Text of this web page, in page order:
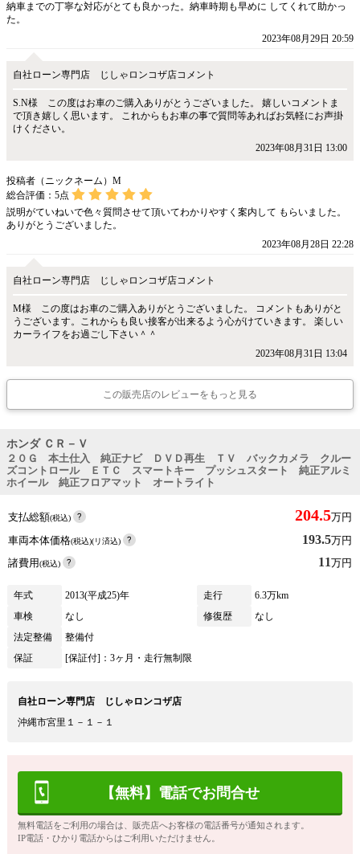
納車までの丁寧な対応がとても良かった。納車時期も早めに してくれて助かっ
た。
2023年08月29日 20:59
自社ローン専門店 じしゃロンコザ店コメント
S.N様 この度はお車のご購入ありがとうございました。 嬉しいコメントま
で頂き嬉しく思います。 これからもお車の事で質問等あればお気軽にお声掛
けください。
2023年08月31日 13:00
投稿者（ニックネーム）M
総合評価： 5点
説明がていねいで色々質問させて頂いてわかりやすく案内して もらいました。
ありがとうございました。
2023年08月28日 22:28
自社ローン専門店 じしゃロンコザ店コメント
M様 この度はお車のご購入ありがとうございました。 コメントもありがと
うございます。これからも良い接客が出来るよう心がけていきます。 楽しい
カーライフをお過ごし下さい＾＾
2023年08月31日 13:04
この販売店のレビューをもっと見る
ホンダ ＣＲ－Ｖ
２０Ｇ 本土仕入 純正ナビ ＤＶＤ再生 ＴＶ バックカメラ クルー
ズコントロール ＥＴＣ スマートキー プッシュスタート 純正アルミ
ホイール 純正フロアマット オートライト
支払総額(税込) 204.5万円
車両本体価格(税込)(リ済込) 193.5万円
諸費用(税込) 11万円
年式 2013(平成25)年 走行
6.3万km
車検
なし 修復歴
なし
法定整備
整備付
保証
[保証付]：3ヶ月・走行無制限
自社ローン専門店 じしゃロンコザ店
沖縄市宮里１－１－１
【無料】電話でお問合せ
無料電話をご利用の場合は、販売店へお客様の電話番号が通知されます。
IP電話・ひかり電話からはご利用いただけません。